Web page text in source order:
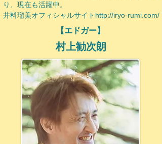
【エドガー】
り、現在も活躍中。
井料瑠美オフィシャルサイトhttp://iryo-rumi.com/
村上勧次朗